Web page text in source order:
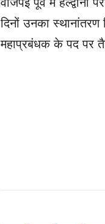
दिनों उनका
महाप्रबंधक के पद पर